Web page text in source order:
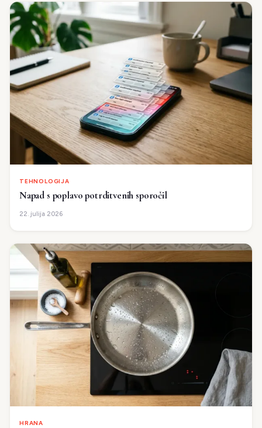
TEHNOLOGIJA
Napad s poplavo potrditvenih sporočil
22. julija 2026
HRANA